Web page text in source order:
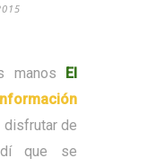
manos El
disfrutar de
que se